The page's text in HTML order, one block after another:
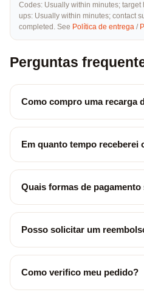
Codes: Usually within minutes;
ups: Usually within minutes; contact
completed. See Política de entrega /
Perguntas
Como compro uma recarga
Em quanto tempo receberei
Quais formas de pagamento
Posso solicitar um
Como verifico meu pedido?